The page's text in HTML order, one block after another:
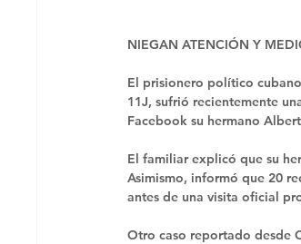
NIEGAN ATENCIÓN Y
El prisionero político
11J, sufrió recientemente
Facebook su hermano
El familiar explicó que su
Asimismo, informó que 20
antes de una visita oficial
Otro caso reportado desde